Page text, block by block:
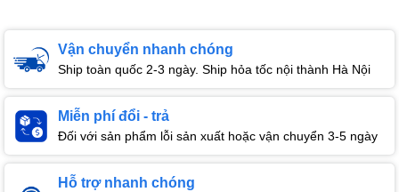
Vận chuyển nhanh chóng
Ship toàn quốc 2-3 ngày. Ship hỏa tốc nội thành Hà Nội
Miễn phí đổi - trả
Đối với sản phẩm lỗi sản xuất hoặc vận chuyển 3-5 ngày
Hỗ trợ nhanh chóng